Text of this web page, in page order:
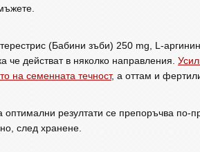
(Бабини зъби) 250 mg, L-
действат в няколко направления.
на семенната течност, а оттам и
резултати се препоръчва по-
след хранене.